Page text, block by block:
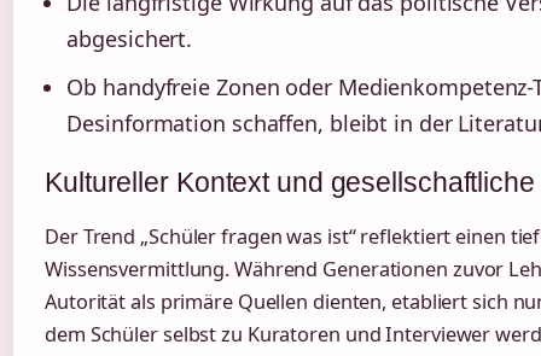
abgesichert.
Ob handyfreie Zonen oder
Desinformation schaffen, bleibt in der
Kultureller Kontext und
Der Trend „Schüler fragen was ist“ reflektiert einen
Wissensvermittlung. Während Generationen zuvor
Autorität als primäre Quellen dienten, etabliert sich
dem Schüler selbst zu Kuratoren und Interviewer